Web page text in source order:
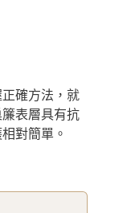
確方法，就
表層具有抗
對簡單。